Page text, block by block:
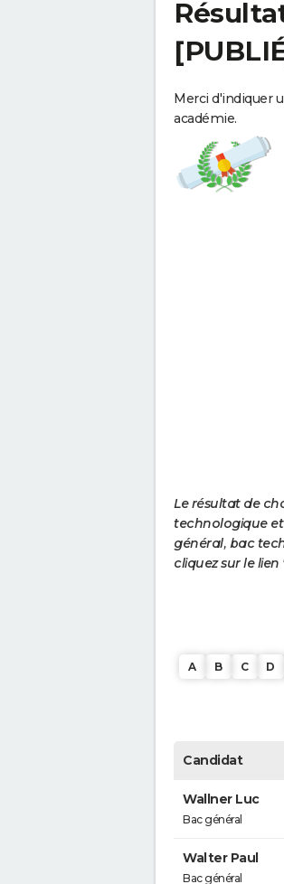
Merci d'indiquer
académie.
Le résultat de
technologique
général, bac
cliquez sur le
A B C D
Candidat
Wallner Luc
Bac général
Walter Paul
Bac général